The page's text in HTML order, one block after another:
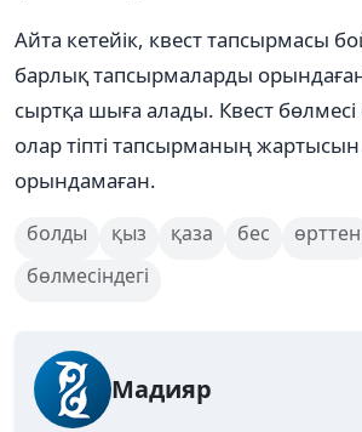
Айта кетейік, квест тапсырмасы
барлық тапсырмаларды
сыртқа шыға алады. Квест бөлмесі
олар тіпті тапсырманың
орындамаған.
болды қыз қаза бес өрттен
бөлмесіндегі
Мадияр